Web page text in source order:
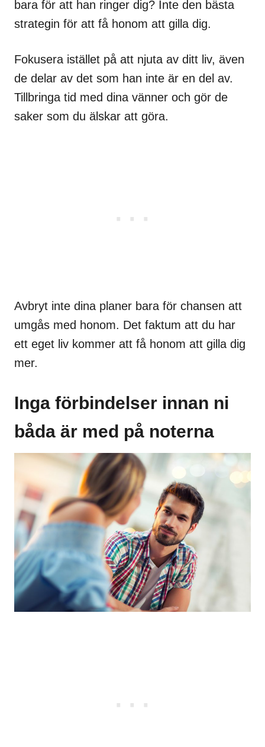
bara för att han ringer dig? Inte den bästa
strategin för att få honom att gilla dig.
Fokusera istället på att njuta av ditt liv, även
de delar av det som han inte är en del av.
Tillbringa tid med dina vänner och gör de
saker som du älskar att göra.
Avbryt inte dina planer bara för chansen att
umgås med honom. Det faktum att du har
ett eget liv kommer att få honom att gilla dig
mer.
Inga förbindelser innan ni
båda är med på noterna